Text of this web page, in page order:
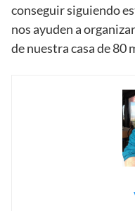
conseguir siguiendo
nos ayuden a
de nuestra casa de 80